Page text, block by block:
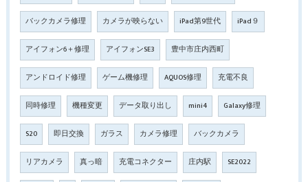
バックカメラ修理 カメラが映らない iPad第9世代 iPad９
アイフォン6＋修理 アイフォンSE3 豊中市庄内西町
アンドロイド修理 ゲーム機修理 AQUOS修理 充電不良
同時修理 機種変更 データ取り出し mini4 Galaxy修理
S20 即日交換 ガラス カメラ修理 バックカメラ
リアカメラ 真っ暗 充電コネクター 庄内駅 SE2022